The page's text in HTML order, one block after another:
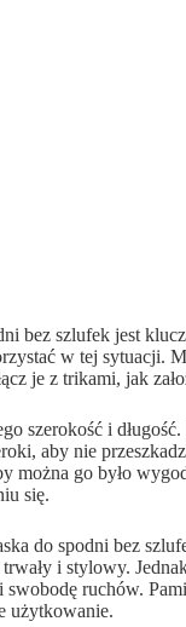
bez szlufek jest
w tej sytuacji.
je z trikami, jak
szerokość i
aby nie
można go było
się.
do spodni bez
i stylowy.
ruchów.
użytkowanie.